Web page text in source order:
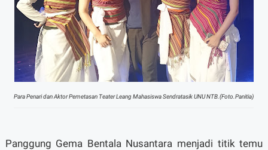
Para Penari dan Aktor Pemetasan Teater Leang Mahasiswa Sendratasik UNU NTB.(Foto.Panitia)
Panggung Gema Bentala Nusantara menjadi titik temu